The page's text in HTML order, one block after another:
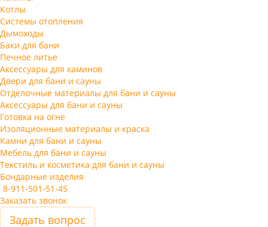
Котлы
Системы отопления
Дымоходы
Баки для бани
Печное литье
Аксессуары для каминов
Двери для бани и сауны
Отделочные материалы для бани и сауны
Аксессуары для бани и сауны
Готовка на огне
Изоляционные материалы и краска
Камни для бани и сауны
Мебель для бани и сауны
Текстиль и косметика для бани и сауны
Бондарные изделия
8-911-501-51-45
Заказать звонок
Задать вопрос